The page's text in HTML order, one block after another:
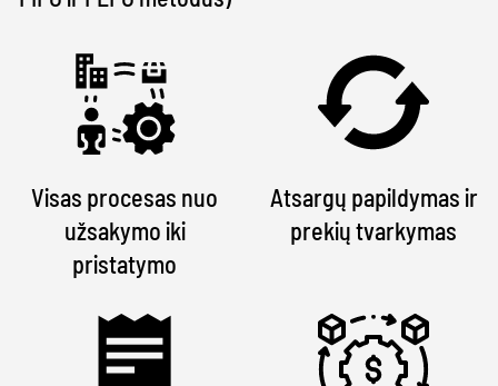
Visas procesas nuo
užsakymo iki
pristatymo
Atsargų papildymas ir
prekių tvarkymas